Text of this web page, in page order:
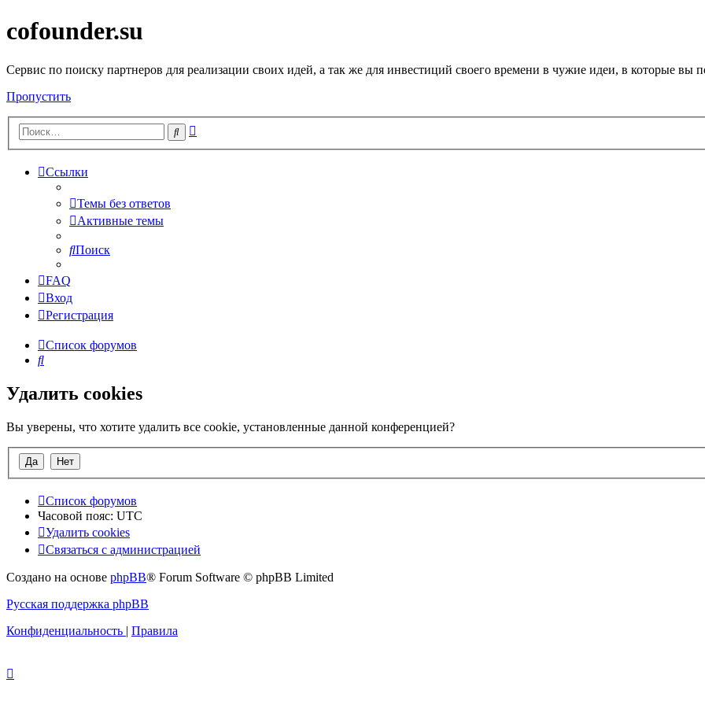
cofounder.su
Сервис по поиску партнеров для реализации своих идей, а так же для инвестиций своего времени в чужие идеи, в которые вы
Пропустить
Поиск
Ссылки
Темы без ответов
Активные темы
Поиск
FAQ
Вход
Регистрация
Список форумов
Поиск
Удалить cookies
Вы уверены, что хотите удалить все cookie, установленные данной конференцией?
Список форумов
Часовой пояс: UTC
Удалить cookies
Связаться с администрацией
Создано на основе phpBB® Forum Software © phpBB Limited
Русская поддержка phpBB
Конфиденциальность | Правила